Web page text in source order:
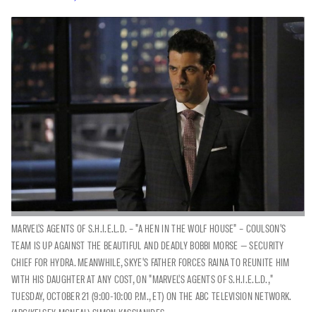
MARVEL'S AGENTS OF S.H.I.E.L.D. – "A HEN IN THE WOLF HOUSE" – COULSON'S
TEAM IS UP AGAINST THE BEAUTIFUL AND DEADLY BOBBI MORSE — SECURITY
CHIEF FOR HYDRA. MEANWHILE, SKYE'S FATHER FORCES RAINA TO REUNITE HIM
WITH HIS DAUGHTER AT ANY COST, ON "MARVEL'S AGENTS OF S.H.I.E.L.D.,"
TUESDAY, OCTOBER 21 (9:00-10:00 P.M., ET) ON THE ABC TELEVISION NETWORK.